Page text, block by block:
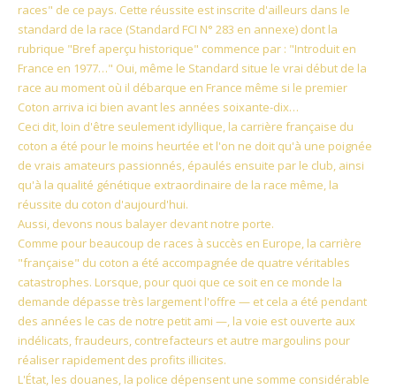
races" de ce pays. Cette réussite est inscrite d'ailleurs dans le
standard de la race (Standard FCI N° 283 en annexe) dont la
rubrique "Bref aperçu historique" commence par : "Introduit en
France en 1977…" Oui, même le Standard situe le vrai début de la
race au moment où il débarque en France même si le premier
Coton arriva ici bien avant les années soixante-dix…
Ceci dit, loin d'être seulement idyllique, la carrière française du
coton a été pour le moins heurtée et l'on ne doit qu'à une poignée
de vrais amateurs passionnés, épaulés ensuite par le club, ainsi
qu'à la qualité génétique extraordinaire de la race même, la
réussite du coton d'aujourd'hui.
Aussi, devons nous balayer devant notre porte.
Comme pour beaucoup de races à succès en Europe, la carrière
"française" du coton a été accompagnée de quatre véritables
catastrophes. Lorsque, pour quoi que ce soit en ce monde la
demande dépasse très largement l'offre — et cela a été pendant
des années le cas de notre petit ami —, la voie est ouverte aux
indélicats, fraudeurs, contrefacteurs et autre margoulins pour
réaliser rapidement des profits illicites.
L'État, les douanes, la police dépensent une somme considérable